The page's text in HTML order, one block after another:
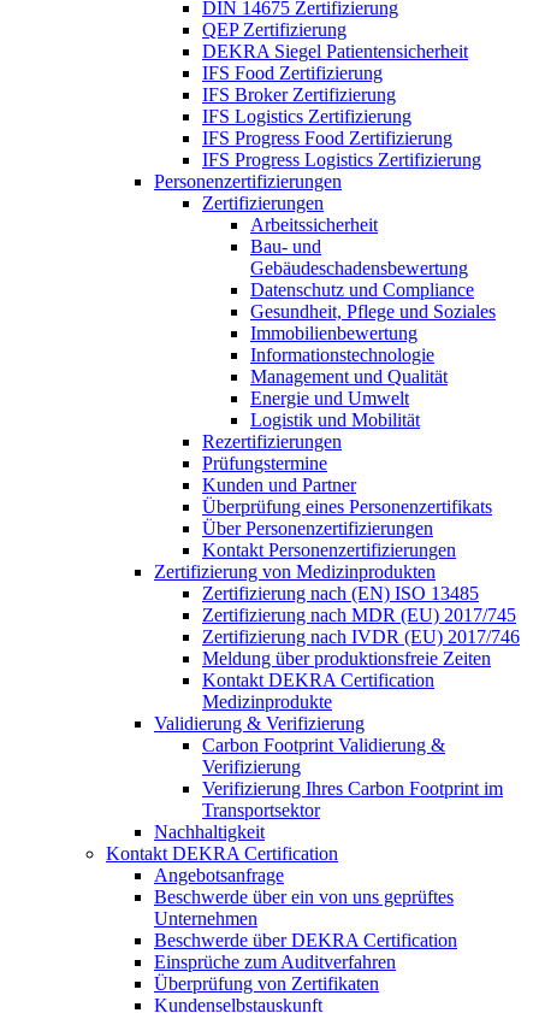
DIN 14675 Zertifizierung
QEP Zertifizierung
DEKRA Siegel Patientensicherheit
IFS Food Zertifizierung
IFS Broker Zertifizierung
IFS Logistics Zertifizierung
IFS Progress Food Zertifizierung
IFS Progress Logistics Zertifizierung
Personenzertifizierungen
Zertifizierungen
Arbeitssicherheit
Bau- und
Gebäudeschadensbewertung
Datenschutz und Compliance
Gesundheit, Pflege und Soziales
Immobilienbewertung
Informationstechnologie
Management und Qualität
Energie und Umwelt
Logistik und Mobilität
Rezertifizierungen
Prüfungstermine
Kunden und Partner
Überprüfung eines Personenzertifikats
Über Personenzertifizierungen
Kontakt Personenzertifizierungen
Zertifizierung von Medizinprodukten
Zertifizierung nach (EN) ISO 13485
Zertifizierung nach MDR (EU) 2017/745
Zertifizierung nach IVDR (EU) 2017/746
Meldung über produktionsfreie Zeiten
Kontakt DEKRA Certification
Medizinprodukte
Validierung & Verifizierung
Carbon Footprint Validierung &
Verifizierung
Verifizierung Ihres Carbon Footprint im
Transportsektor
Nachhaltigkeit
Kontakt DEKRA Certification
Angebotsanfrage
Beschwerde über ein von uns geprüftes
Unternehmen
Beschwerde über DEKRA Certification
Einsprüche zum Auditverfahren
Überprüfung von Zertifikaten
Kundenselbstauskunft